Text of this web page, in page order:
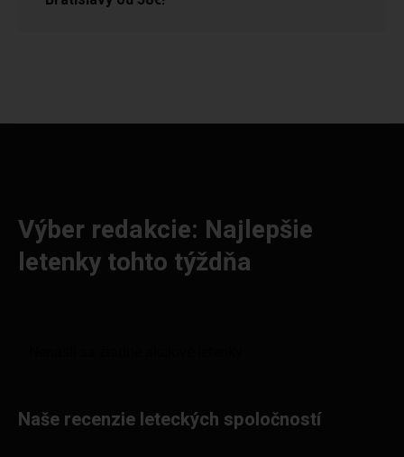
Výber redakcie: Najlepšie
letenky tohto týždňa
Naše recenzie leteckých spoločností